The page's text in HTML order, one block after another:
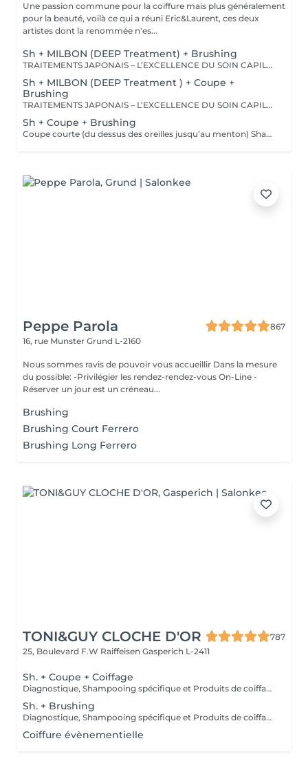
Une passion commune pour la coiffure mais plus généralement
pour la beauté, voilà ce qui a réuni Eric&Laurent, ces deux
artistes dont la renommée n'es...
Sh + MILBON (DEEP Treatment) + Brushing
TRAITEMENTS JAPONAIS – L’EXCELLENCE DU SOIN CAPILLAIRE Découvrez un univers de soins capillaires japonais haut de gamme, reconnus pour leur technologie avancée et leurs résultats exceptionnels. Des traitements sur-mesure conçus pour répondre aux besoins spécifiques de chaque chevelure : hydratation, réparation, discipline, cuir chevelu ou nutrition . Chaque traitement agit au cœur de la fibre capillaire pour révéler des cheveux visiblement plus sains, brillants et soyeux. -Nos différentes lignes de traitements : SMOOTH (Collagène) Pour les cheveux emmêlés, ternes ou difficiles à coiffer. • Démêle instantanément • Lisse la fibre capillaire • Apporte douceur et brillance • Toucher léger et soyeux REPAIR (CMADK / Kératine) Pour les cheveux sensibilisés, cassants ou très abîmés. • Répare intensément • Renforce la structure interne du cheveu • Reconstruit la fibre en profondeur • Redonne force et élasticité ANTI-FRIZZ (Céramides / 18-MEA) Pour les cheveux indisciplinés, sensibilisés à l’humidité. • Contrôle les frisottis • Réduit le volume excessif • Protège de l’humidité • Facilite le coiffage • Apporte souplesse et brillance SCALP (Hyaluron / Agents Purifiants) Pour rééquilibrer et purifier le cuir chevelu. Idéal en cas de démangeaisons, pellicules, sécheresse ou excès de sébum. • Apaise le cuir chevelu • Purifie en douceur • Rééquilibre la barrière protectrice naturelle • Favorise un environnement sain pour la pousse Veuillez noter : les tarifs peuvent varier selon la longueur des cheveux, la quantité de produit nécessaire et la complexité de la prestation. Supplément possible à partir de +15€. Pour toute demande spécifique, merci de nous contacter.
Sh + MILBON (DEEP Treatment ) + Coupe +
Brushing
TRAITEMENTS JAPONAIS – L’EXCELLENCE DU SOIN CAPILLAIRE Découvrez un univers de soins capillaires japonais haut de gamme, reconnus pour leur technologie avancée et leurs résultats exceptionnels. Des traitements sur-mesure conçus pour répondre aux besoins spécifiques de chaque chevelure : hydratation, réparation, discipline, cuir chevelu ou nutrition . Chaque traitement agit au cœur de la fibre capillaire pour révéler des cheveux visiblement plus sains, brillants et soyeux. -Nos différentes lignes de traitements : SMOOTH (Collagène) Pour les cheveux emmêlés, ternes ou difficiles à coiffer. • Démêle instantanément • Lisse la fibre capillaire • Apporte douceur et brillance • Toucher léger et soyeux REPAIR (CMADK / Kératine) Pour les cheveux sensibilisés, cassants ou très abîmés. • Répare intensément • Renforce la structure interne du cheveu • Reconstruit la fibre en profondeur • Redonne force et élasticité ANTI-FRIZZ (Céramides / 18-MEA) Pour les cheveux indisciplinés, sensibilisés à l’humidité. • Contrôle les frisottis • Réduit le volume excessif • Protège de l’humidité • Facilite le coiffage • Apporte souplesse et brillance SCALP (Hyaluron / Agents Purifiants) Pour rééquilibrer et purifier le cuir chevelu. Idéal en cas de démangeaisons, pellicules, sécheresse ou excès de sébum. • Apaise le cuir chevelu • Purifie en douceur • Rééquilibre la barrière protectrice naturelle • Favorise un environnement sain pour la pousse Veuillez noter : les tarifs peuvent varier selon la longueur des cheveux, la quantité de produit nécessaire et la complexité de la prestation. Supplément possible à partir de +15€. Pour toute demande spécifique, merci de nous contacter.
Sh + Coupe + Brushing
Coupe courte (du dessus des oreilles jusqu’au menton) Shampooing • Soin • Coupe • Brushing • Styling (Le soin est inclus dans le protocole de cette prestation. Le tarif n’est pas modifiable si la cliente choisit de ne pas le réaliser.) Tarif adapté selon les caractéristiques de la prestation.
Peppe Parola
867
16, rue Munster Grund L-2160
Nous sommes ravis de pouvoir vous accueillir Dans la mesure
du possible: -Privilégier les rendez-rendez-vous On-Line -
Réserver un jour est un créneau...
Brushing
Brushing Court Ferrero
Brushing Long Ferrero
TONI&GUY CLOCHE D'OR
787
25, Boulevard F.W Raiffeisen Gasperich L-2411
Sh. + Coupe + Coiffage
Diagnostique, Shampooing spécifique et Produits de coiffage inclus.
Sh. + Brushing
Diagnostique, Shampooing spécifique et Produits de coiffage inclus.
Coiffure évènementielle